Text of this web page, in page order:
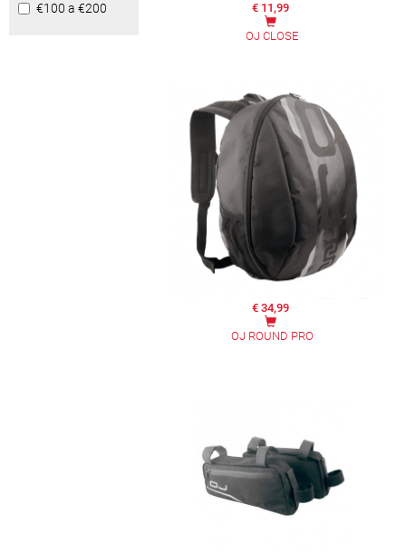
€100 a €200
€ 11,99
OJ CLOSE
€ 34,99
OJ ROUND PRO